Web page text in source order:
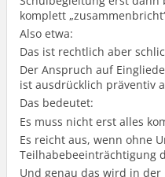
komplett
Also etwa:
Das ist rechtlich aber
Der Anspruch auf
ist ausdrücklich präventiv
Das bedeutet:
Es muss nicht erst alles
Es reicht aus, wenn ohne
Teilhabebe­einträchtigung
Und genau das wird in